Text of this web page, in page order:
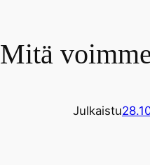
Mitä
Julkaistu